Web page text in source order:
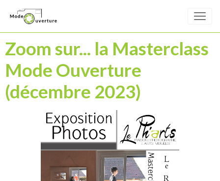
Zoom sur... la Masterclass
Mode Ouverture
(décembre 2023)